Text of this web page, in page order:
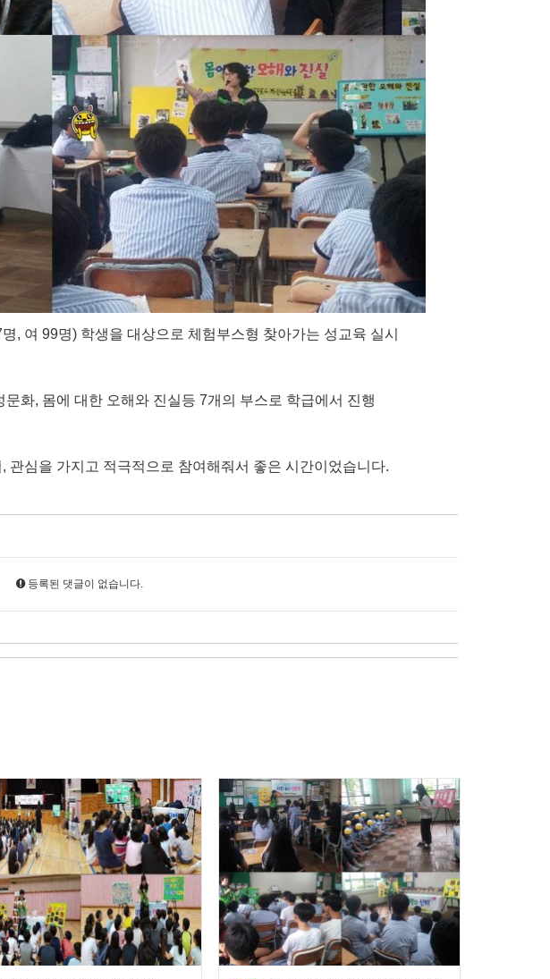
, 여 99명) 학생을 대상으로 체험부스형 찾아가는 성교육 실시
화, 몸에 대한 오해와 진실등 7개의 부스로 학급에서 진행
관심을 가지고 적극적으로 참여해줘서 좋은 시간이었습니다.
등록된 댓글이 없습니다.